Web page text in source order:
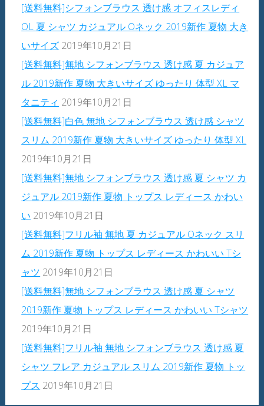
[送料無料]シフォンブラウス 透け感 オフィスレディ
OL 夏 シャツ カジュアル Oネック 2019新作 夏物 大き
いサイズ 2019年10月21日
[送料無料]無地 シフォンブラウス 透け感 夏 カジュア
ル 2019新作 夏物 大きいサイズ ゆったり 体型 XL マ
タニティ 2019年10月21日
[送料無料]白色 無地 シフォンブラウス 透け感 シャツ
スリム 2019新作 夏物 大きいサイズ ゆったり 体型 XL
2019年10月21日
[送料無料]無地 シフォンブラウス 透け感 夏 シャツ カ
ジュアル 2019新作 夏物 トップス レディース かわい
い 2019年10月21日
[送料無料]フリル袖 無地 夏 カジュアル Oネック スリ
ム 2019新作 夏物 トップス レディース かわいい Tシ
ャツ 2019年10月21日
[送料無料]無地 シフォンブラウス 透け感 夏 シャツ
2019新作 夏物 トップス レディース かわいい Tシャツ
2019年10月21日
[送料無料]フリル袖 無地 シフォンブラウス 透け感 夏
シャツ フレア カジュアル スリム 2019新作 夏物 トッ
プス 2019年10月21日